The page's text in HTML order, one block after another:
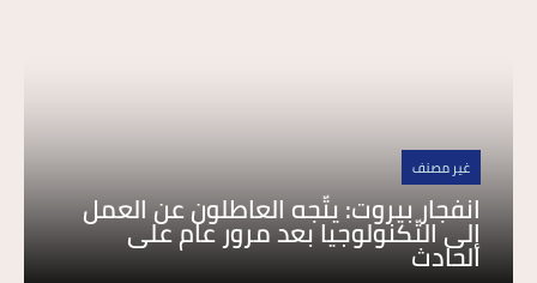
غير مصنف
انفجار بيروت: يتّجه العاطلون عن العمل
إلى التّكنولوجيا بعد مرور عام على
الحادث